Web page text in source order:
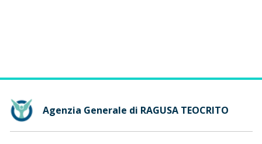
Agenzia Generale di RAGUSA TEOCRITO